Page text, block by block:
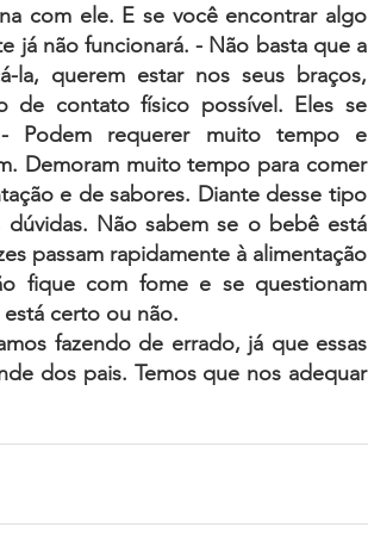
com ele. E se você encontrar algo
já não funcionará. - Não basta que a
la, querem estar nos seus braços,
de contato físico possível. Eles se
Podem requerer muito tempo e
Demoram muito tempo para comer
e de sabores. Diante desse tipo
Não sabem se o bebê está
passam rapidamente à alimentação
fique com fome e se questionam
certo ou não.
fazendo de errado, já que essas
dos pais. Temos que nos adequar